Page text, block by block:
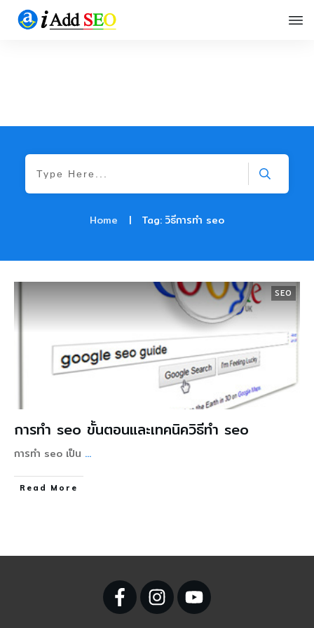
Home | Tag: วิธีการทำ seo
SEO
การทำ seo ขั้นตอนและเทคนิควิธีทำ seo
การทำ seo เป็น ...
Read More